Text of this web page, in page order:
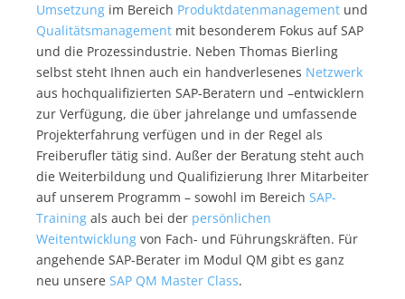
Umsetzung im Bereich Produktdatenmanagement und
Qualitätsmanagement mit besonderem Fokus auf SAP
und die Prozessindustrie. Neben Thomas Bierling
selbst steht Ihnen auch ein handverlesenes Netzwerk
aus hochqualifizierten SAP-Beratern und –entwicklern
zur Verfügung, die über jahrelange und umfassende
Projekterfahrung verfügen und in der Regel als
Freiberufler tätig sind. Außer der Beratung steht auch
die Weiterbildung und Qualifizierung Ihrer Mitarbeiter
auf unserem Programm – sowohl im Bereich SAP-
Training als auch bei der persönlichen
Weitentwicklung von Fach- und Führungskräften. Für
angehende SAP-Berater im Modul QM gibt es ganz
neu unsere SAP QM Master Class.